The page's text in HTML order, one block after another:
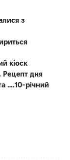
з
кіоск
Рецепт дня
….10-річний